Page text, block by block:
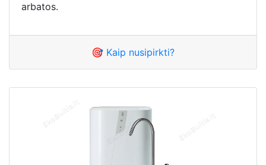
arbatos.
🎯 Kaip nusipirkti?